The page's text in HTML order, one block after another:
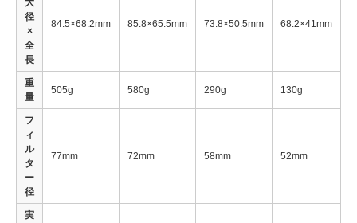
大
径
×
全
長
84.5×68.2mm 85.8×65.5mm 73.8×50.5mm 68.2×41mm
重
量
505g 580g 290g 130g
フ
ィ
ル
タ
ー
径
77mm 72mm 58mm 52mm
実